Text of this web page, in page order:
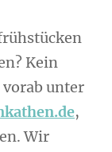
Kein
unter
,
Wir